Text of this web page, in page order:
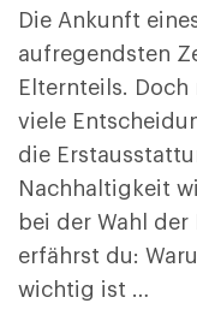
Die Ankunft
aufregendsten
Elternteils.
viele
die
Nachhaltigkeit
bei der Wahl
erfährst du:
wichtig ist …